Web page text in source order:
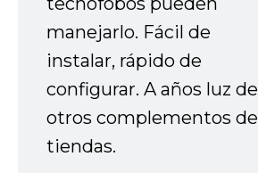
manejarlo. Fácil de
instalar, rápido de
configurar. A años luz de
otros complementos de
tiendas.